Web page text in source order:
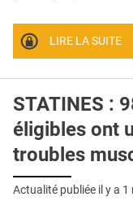
CONDITIONS GÉNÉRALES
CRÉDITS
LIRE LA SUITE
STATINES :
éligibles ont
troubles
Actualité publiée il y a 1